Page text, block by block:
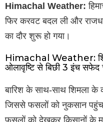
Himachal Weather:
फिर करवट बदल ली और
का दौर शुरू हो गया।
Himachal Weather:
ओलावृष्टि से बिछी 3 इंच सफेद
बारिश के साथ-साथ शिमला के
जिससे फसलों को नुकसान
फसलों को देखकर किसानों के